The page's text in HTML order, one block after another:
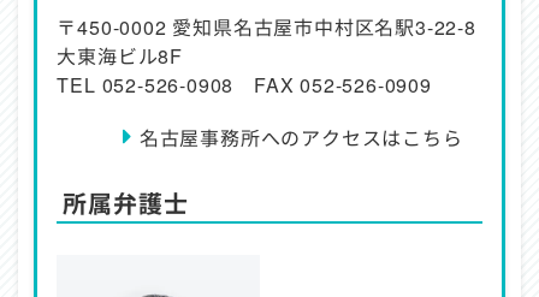
〒450-0002 愛知県名古屋市中村区名駅3-22-8
大東海ビル8F
TEL 052-526-0908 FAX 052-526-0909
名古屋事務所へのアクセスはこちら
所属弁護士